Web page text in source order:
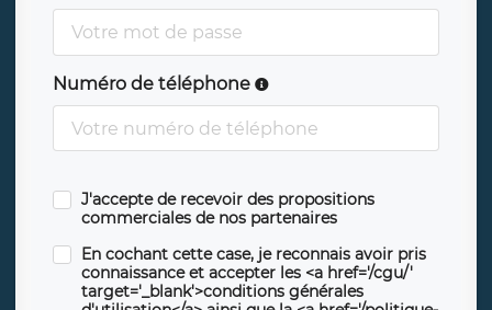
Numéro de téléphone
J'accepte de recevoir des propositions
commerciales de nos partenaires
En cochant cette case, je reconnais avoir pris
connaissance et accepter les <a href='/cgu/'
target='_blank'>conditions générales